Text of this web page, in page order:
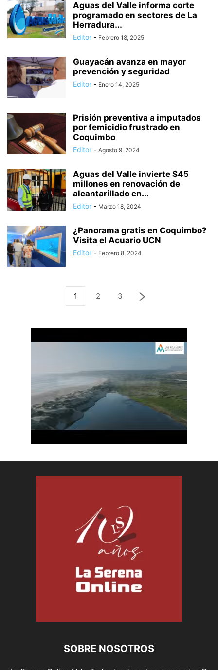
Aguas del Valle informa corte
programado en sectores de La
Herradura...
Editor - Febrero 18, 2025
Guayacán avanza en mayor
prevención y seguridad
Editor - Enero 14, 2025
Prisión preventiva a imputados
por femicidio frustrado en
Coquimbo
Editor - Agosto 9, 2024
Aguas del Valle invierte $45
millones en renovación de
alcantarillado en...
Editor - Marzo 18, 2024
¿Panorama gratis en Coquimbo?
Visita el Acuario UCN
Editor - Febrero 8, 2024
1 2 3
SOBRE NOSOTROS